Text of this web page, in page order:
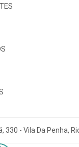
- Vila Da Penha,